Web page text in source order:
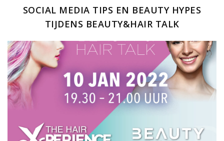
SOCIAL MEDIA TIPS EN BEAUTY HYPES
TIJDENS BEAUTY&HAIR TALK